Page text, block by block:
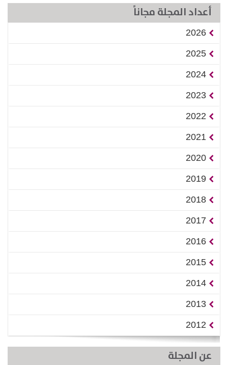
أعداد المجلة مجاناً
2026
2025
2024
2023
2022
2021
2020
2019
2018
2017
2016
2015
2014
2013
2012
عن المجلة